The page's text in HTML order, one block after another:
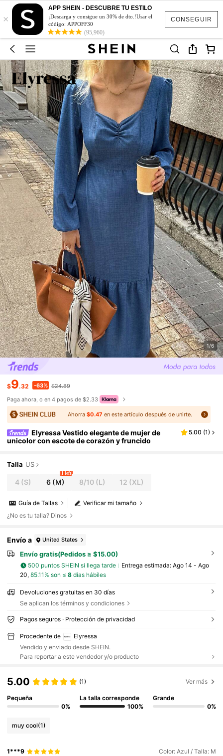
CONSEGUIR
×
APP SHEIN - DESCUBRE TU ESTILO
¡Descarga y consigue un 30% de dto.!Usar el
código: APPOFF30
(95,960)
1/6
$9.32 -63% $24.89
Paga ahora, o en 4 pagos de $2.33
Ahorra $0.47 en este artículo después de unirte.
Elyressa Vestido elegante de mujer de
unicolor con escote de corazón y fruncido
5.00 (1)
Talla US
4 (S) 6 (M)
1 left
8/10(L) 12 (XL)
Verificar mi tamaño
Guía de Tallas
¿No es tu talla? Dinos
Envío a United States
Envío gratis(Pedidos ≥ $15.00)
500 puntos SHEIN si llega tarde Entrega estimada: Ago 14 - Ago
20, 85.11% son ≤ 8días hábiles
Devoluciones gratuitas en 30 días
Se aplican los términos y condiciones
Pagos seguros · Protección de privacidad
Procedente de
Elyressa
Vendido y enviado desde SHEIN.
Para reportar a este vendedor y/o producto
5.00 (1) Ver más
Pequeña
0%
La talla corresponde
100%
Grande
0%
muy cool(1)
1***9 Color: Azul / Talla: M